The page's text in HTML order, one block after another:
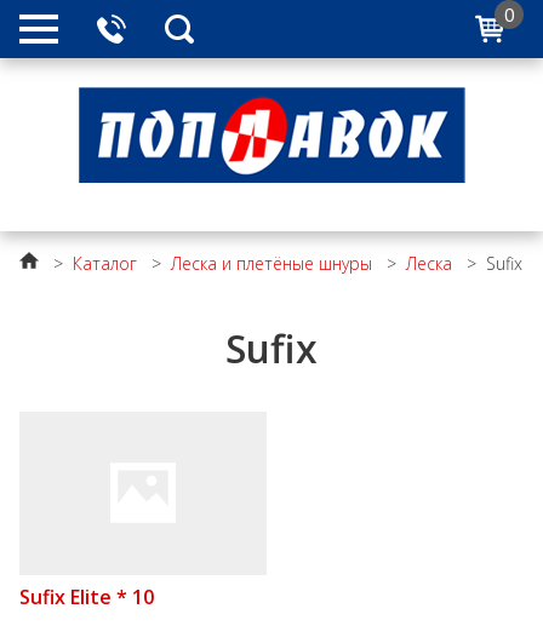
0
> Каталог >Леска и плетёные шнуры >Леска > Sufix
Sufix
Sufix Elite * 10